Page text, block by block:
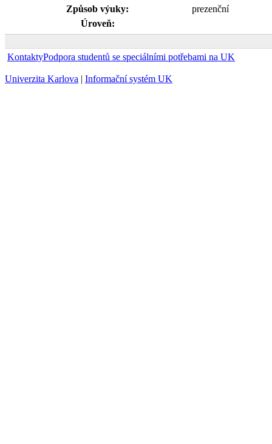
Způsob výuky:
prezenční
Úroveň:
KontaktyPodpora studentů se speciálními potřebami na UK
Univerzita Karlova | Informační systém UK